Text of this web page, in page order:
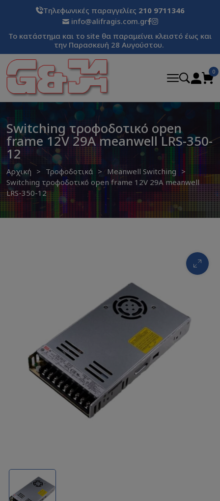
Το κατάστημα και το site θα παραμείνει κλειστό έως και
την Παρασκευή 28 Αυγούστου.
Τηλεφωνικές παραγγελίες 210 9711346
info@alifragis.com.gr
0
Switching τροφοδοτικό open
frame 12V 29A meanwell LRS-350-
12
Αρχική Τροφοδοτικά
Meanwell Switching
Switching τροφοδοτικό open frame 12V 29A meanwell
LRS-350-12